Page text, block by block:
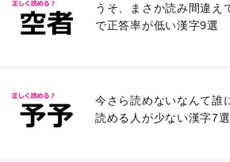
うそ、まさか読み間違え
で正答率が低い漢字9選
今さら読めないなんて誰
読める人が少ない漢字7選